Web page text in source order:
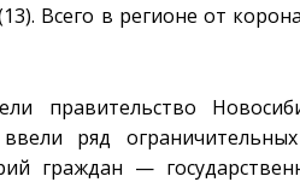
Всего в регионе от
правительство
ряд
граждан —